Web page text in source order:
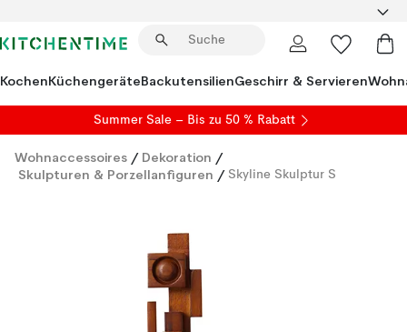
KochenKüchengeräteBackutensilienGeschirr & Servieren
Summer Sale – Bis zu 50 % Rabatt
Wohnaccessoires / Dekoration /
Skulpturen & Porzellanfiguren / Skyline Skulptur S